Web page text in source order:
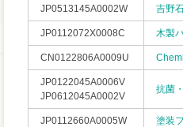
JP0513145A0002W 吉野
JP0112072X0008C 木製
CN0122806A0009U
JP0122045A0006V
JP0612045A0002V
抗菌
JP0112660A0005W 塗装